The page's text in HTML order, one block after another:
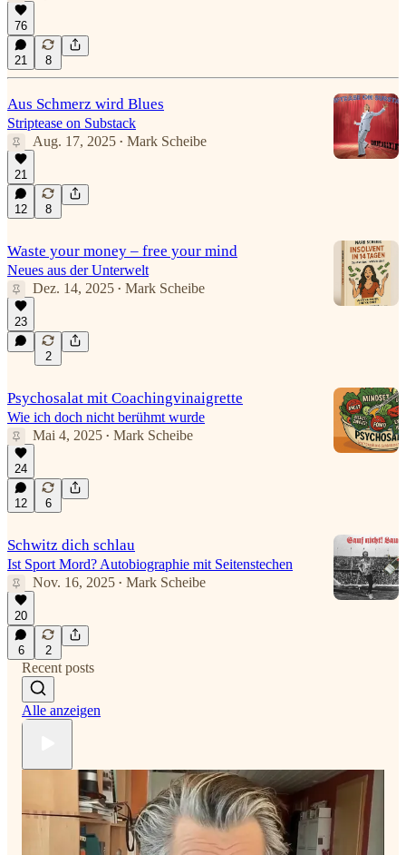
76
21 8
Aus Schmerz wird Blues
Striptease on Substack
Aug. 17, 2025 • Mark Scheibe
21
12 8
Waste your money – free your mind
Neues aus der Unterwelt
Dez. 14, 2025 • Mark Scheibe
23
2
Psychosalat mit Coachingvinaigrette
Wie ich doch nicht berühmt wurde
Mai 4, 2025 • Mark Scheibe
24
12 6
Schwitz dich schlau
Ist Sport Mord? Autobiographie mit Seitenstechen
Nov. 16, 2025 • Mark Scheibe
20
6 2
Recent posts
Alle anzeigen